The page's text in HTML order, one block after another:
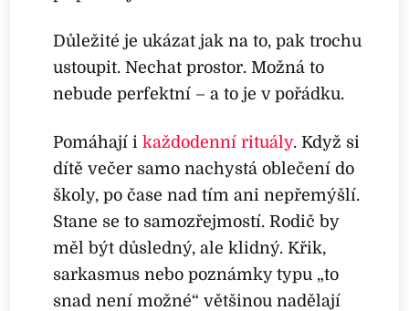
Důležité je ukázat jak na to, pak trochu
ustoupit. Nechat prostor. Možná to
nebude perfektní – a to je v pořádku.
Pomáhají ikaždodenní rituály. Když si
dítě večer samo nachystá oblečení do
školy, po čase nad tím ani nepřemýšlí.
Stane se to samozřejmostí. Rodič by
měl být důsledný, ale klidný. Křik,
sarkasmus nebo poznámky typu „to
snad není možné“ většinou nadělají